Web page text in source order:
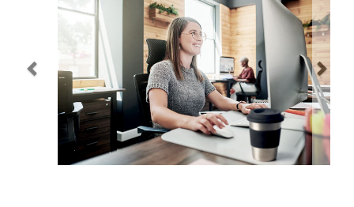
Escritura
Navidad 🎄 Invierno
Tecnología
Más Regalos